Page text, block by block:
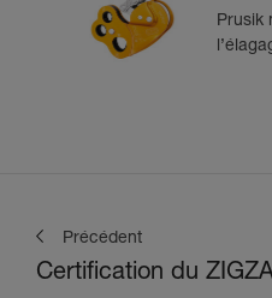
Prusik
Précédent
Certification du